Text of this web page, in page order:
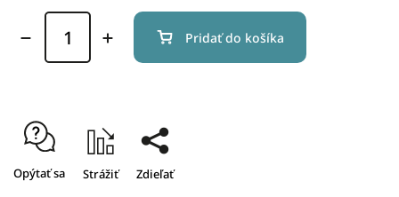
Pridať do košíka
Opýtať sa Strážiť Zdieľať